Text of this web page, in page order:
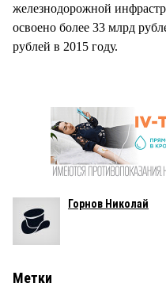
железнодорожной
освоено более 33 млрд
рублей в 2015 году.
Горнов Николай
Метки